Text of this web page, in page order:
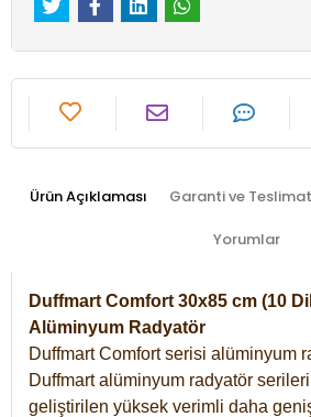
Ürün Açıklaması Garanti ve Teslimat
Yorumlar
Duffmart Comfort 30x85 cm (10
Alüminyum Radyatör
Duffmart Comfort serisi alüminyum
Duffmart alüminyum radyatör
geliştirilen yüksek verimli daha